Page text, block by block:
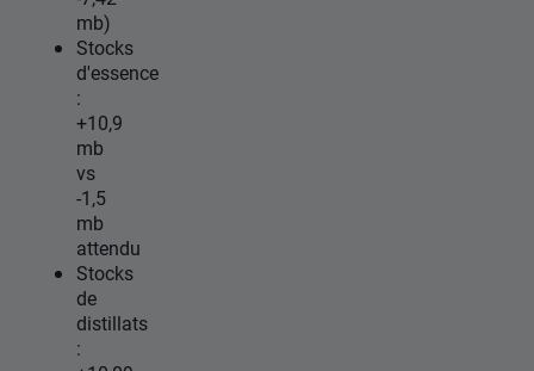
mb)
Stocks
d'essence
:
+10,9
mb
vs
-1,5
mb
attendu
Stocks
de
distillats
: